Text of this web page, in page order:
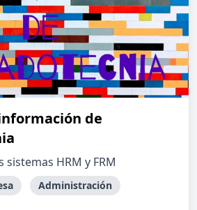
de
HRM y FRM
Administración